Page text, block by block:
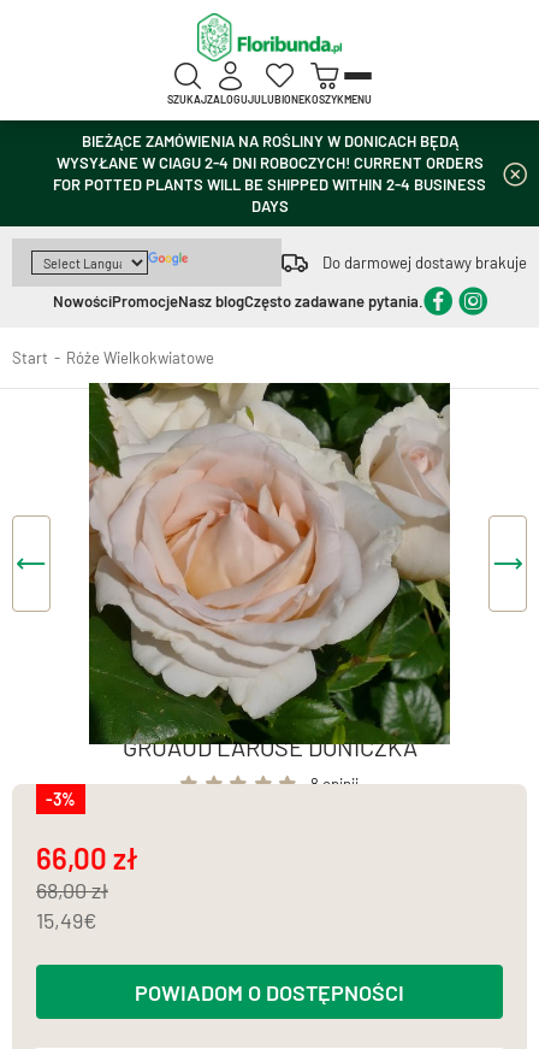
BIEŻĄCE ZAMÓWIENIA NA ROŚLINY W DONICACH BĘDĄ
WYSYŁANE W CIAGU 2-4 DNI ROBOCZYCH! CURRENT ORDERS
FOR POTTED PLANTS WILL BE SHIPPED WITHIN 2-4 BUSINESS
DAYS
Do darmowej dostawy brakuje
NowościPromocjeNasz blogCzęsto zadawane pytania.
SZUKAJZALOGUJULUBIONEKOSZYKMENU
Start Róże Wielkokwiatowe
GRUAUD LAROSE DONICZKA
8 opinii
-3%
66,00
68,00
15,49
POWIADOM O DOSTĘPNOŚCI